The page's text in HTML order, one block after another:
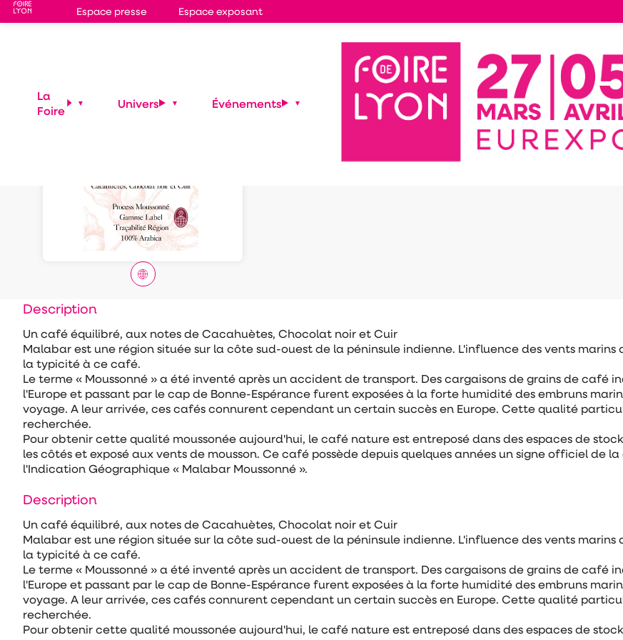
Espace presse
Espace exposant
Café Inde Malabar
Description
Un café équilibré, aux notes de Cacahuètes, Chocolat noir et Cuir
Malabar est une région située sur la côte sud-ouest de la péninsule indienne. L'influence des vents
la typicité à ce café.
Le terme « Moussonné » a été inventé après un accident de transport. Des cargaisons de grains de café
l'Europe et passant par le cap de Bonne-Espérance furent exposées à la forte humidité des embruns
voyage. A leur arrivée, ces cafés connurent cependant un certain succès en Europe. Cette qualité
recherchée.
Pour obtenir cette qualité moussonée aujourd'hui, le café nature est entreposé dans des espaces de
les côtés et exposé aux vents de mousson. Ce café possède depuis quelques années un signe officiel de
l'Indication Géographique « Malabar Moussonné ».
Description
Un café équilibré, aux notes de Cacahuètes, Chocolat noir et Cuir
Malabar est une région située sur la côte sud-ouest de la péninsule indienne. L'influence des vents
la typicité à ce café.
Le terme « Moussonné » a été inventé après un accident de transport. Des cargaisons de grains de café
l'Europe et passant par le cap de Bonne-Espérance furent exposées à la forte humidité des embruns
voyage. A leur arrivée, ces cafés connurent cependant un certain succès en Europe. Cette qualité
recherchée.
Pour obtenir cette qualité moussonée aujourd'hui, le café nature est entreposé dans des espaces de
La
Foire
Univers Événements